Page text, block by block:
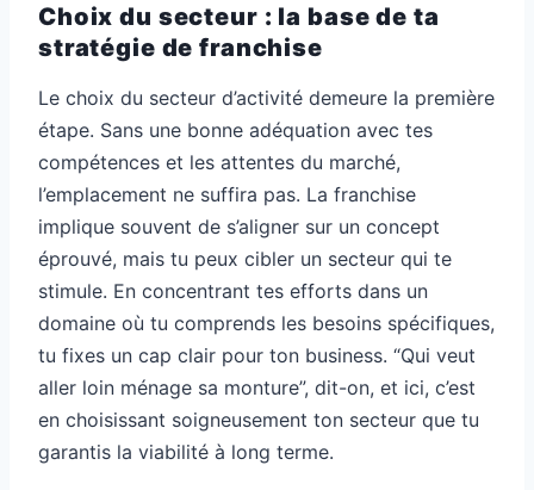
Choix du secteur : la base de ta
stratégie de franchise
Le choix du secteur d’activité demeure la première
étape. Sans une bonne adéquation avec tes
compétences et les attentes du marché,
l’emplacement ne suffira pas. La franchise
implique souvent de s’aligner sur un concept
éprouvé, mais tu peux cibler un secteur qui te
stimule. En concentrant tes efforts dans un
domaine où tu comprends les besoins spécifiques,
tu fixes un cap clair pour ton business. “Qui veut
aller loin ménage sa monture”, dit-on, et ici, c’est
en choisissant soigneusement ton secteur que tu
garantis la viabilité à long terme.